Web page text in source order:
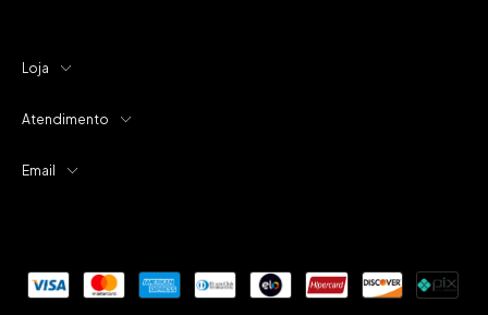
Loja
Atendimento
Email